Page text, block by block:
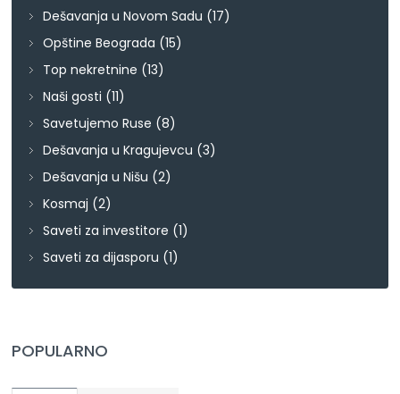
Dešavanja u Novom Sadu (17)
Opštine Beograda (15)
Top nekretnine (13)
Naši gosti (11)
Savetujemo Ruse (8)
Dešavanja u Kragujevcu (3)
Dešavanja u Nišu (2)
Kosmaj (2)
Saveti za investitore (1)
Saveti za dijasporu (1)
POPULARNO